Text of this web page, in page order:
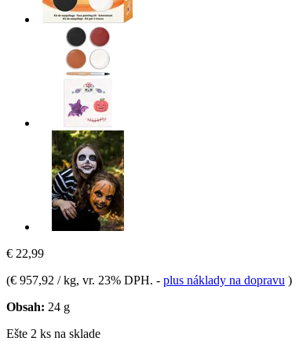
€ 22,99
(€ 957,92 / kg, vr. 23% DPH. - plus náklady na dopravu )
Obsah: 24 g
Ešte 2 ks na sklade